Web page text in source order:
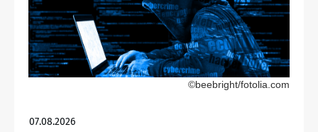
©beebright/fotolia.com
07.08.2026